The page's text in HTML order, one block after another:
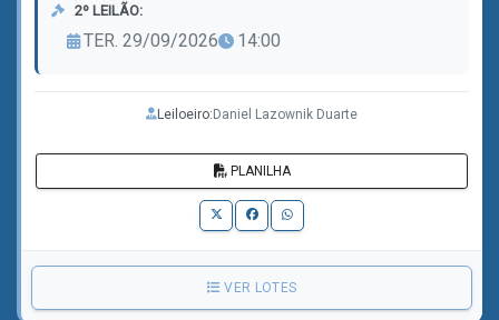
2º LEILÃO:
TER. 29/09/2026 14:00
Leiloeiro:Daniel Lazownik Duarte
PLANILHA
VER LOTES